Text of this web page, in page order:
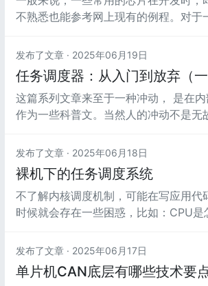
位。
不熟悉也能参考网上现有的例程。对于
片的唯一资料。那么，这时候就需要根据
DataSheet的时序图写出对应的驱动程
发布了文章 · 2025年06月19日
任务调度器：从入门到放弃（一
这篇系列文章来至于一种冲动， 是在内
作为一些科普文。当然人的冲动不是无
盘。在实际参与项目交付过程中，实际
的问题，在参与分析到相关问题的占比
有不到15%（不用可怜我们=。=！，都
为人民服务！）。在项目中经常会遇到
哭笑不得问题。
发布了文章 · 2025年06月18日
裸机下的任务调度系统
不了解内核调度机制，可能在写应用代
时候就会存在一些困惑，比如：CPU是
有关联之类的困惑。
发布了文章 · 2025年06月17日
单片机CAN底层有哪些技术要